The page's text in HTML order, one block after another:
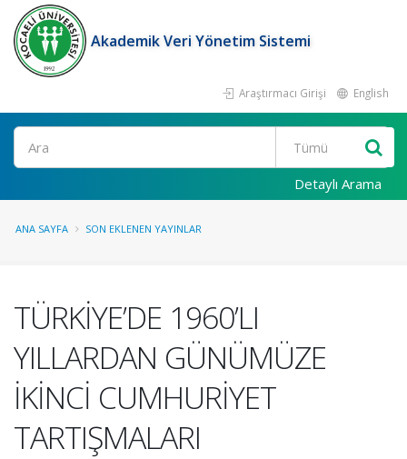
Akademik Veri Yönetim Sistemi
Araştırmacı Girişi English
Ara
Detaylı Arama
ANA SAYFA SON EKLENEN YAYINLAR
TÜRKİYE’DE 1960’LI
YILLARDAN GÜNÜMÜZE
İKİNCİ CUMHURİYET
TARTIŞMALARI